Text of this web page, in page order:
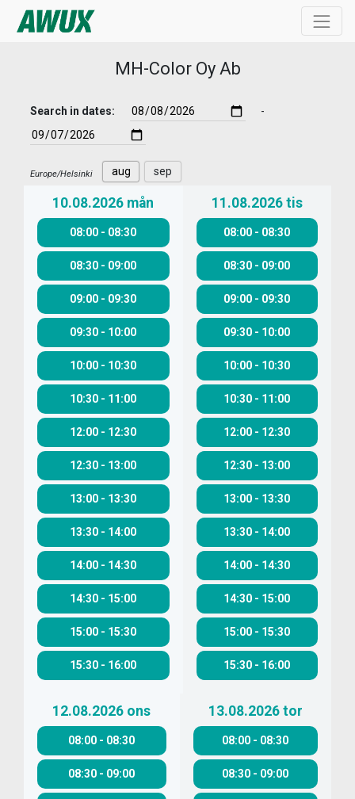
MH-Color Oy Ab
Search in dates: -
Europe/Helsinki aug sep
10.08.2026 mån
08:00 - 08:30
08:30 - 09:00
09:00 - 09:30
09:30 - 10:00
10:00 - 10:30
10:30 - 11:00
12:00 - 12:30
12:30 - 13:00
13:00 - 13:30
13:30 - 14:00
14:00 - 14:30
14:30 - 15:00
15:00 - 15:30
15:30 - 16:00
11.08.2026 tis
08:00 - 08:30
08:30 - 09:00
09:00 - 09:30
09:30 - 10:00
10:00 - 10:30
10:30 - 11:00
12:00 - 12:30
12:30 - 13:00
13:00 - 13:30
13:30 - 14:00
14:00 - 14:30
14:30 - 15:00
15:00 - 15:30
15:30 - 16:00
12.08.2026 ons
08:00 - 08:30
08:30 - 09:00
13.08.2026 tor
08:00 - 08:30
08:30 - 09:00